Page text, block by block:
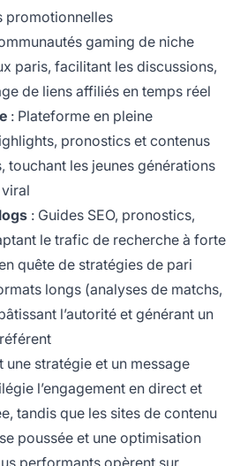
promotionnelles
gaming de niche
paris, facilitant les discussions,
de liens affiliés en temps réel
: Plateforme en pleine
pronostics et contenus
touchant les jeunes générations
: Guides SEO, pronostics,
le trafic de recherche à forte
quête de stratégies de pari
longs (analyses de matchs,
l’autorité et générant un
une stratégie et un message
l’engagement en direct et
tandis que les sites de contenu
poussée et une optimisation